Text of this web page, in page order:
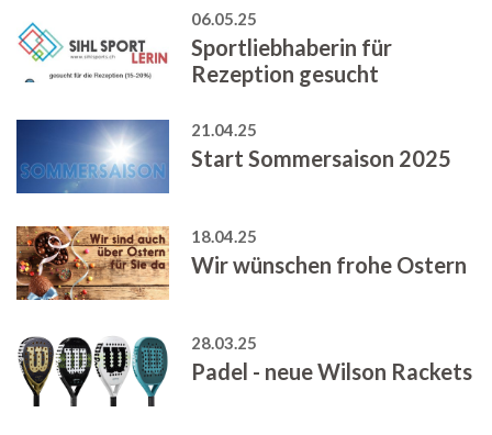
06.05.25
Sportliebhaberin für
Rezeption gesucht
21.04.25
Start Sommersaison 2025
18.04.25
Wir wünschen frohe Ostern
28.03.25
Padel - neue Wilson Rackets